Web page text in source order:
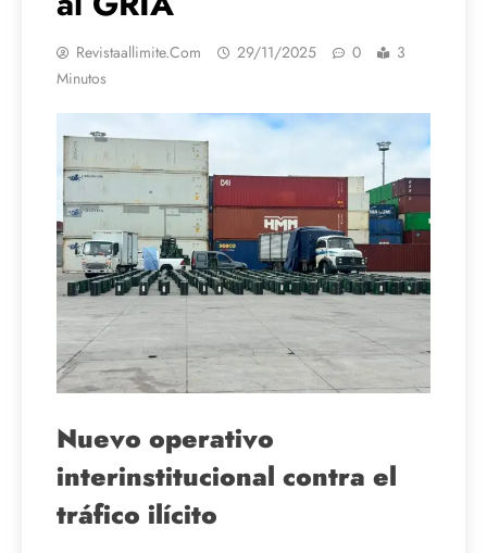
Revistaallimite.com 29/11/2025 0
3
Minutos
Nuevo operativo
interinstitucional contra el
tráfico ilícito